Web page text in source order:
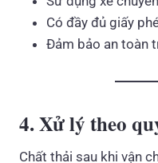
Có đầy đủ giấy
Đảm bảo an toàn
4. Xử lý theo
Chất thải sau khi vận